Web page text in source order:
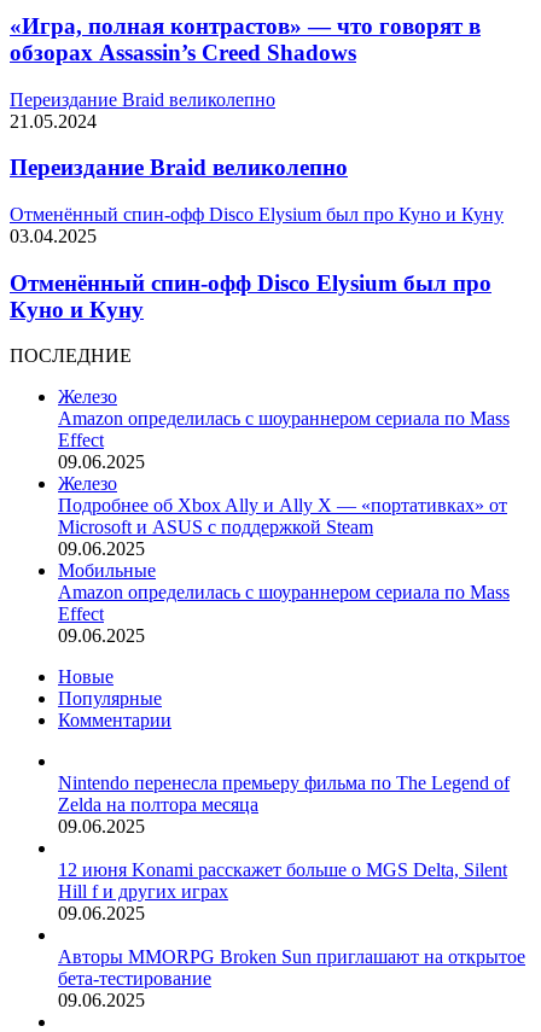
«Игра, полная контрастов» — что говорят в
обзорах Assassin’s Creed Shadows
Переиздание Braid великолепно
21.05.2024
Переиздание Braid великолепно
Отменённый спин-офф Disco Elysium был про Куно и Куну
03.04.2025
Отменённый спин-офф Disco Elysium был про
Куно и Куну
ПОСЛЕДНИЕ
Железо
Amazon определилась с шоураннером сериала по Mass
Effect
09.06.2025
Железо
Подробнее об Xbox Ally и Ally X — «портативках» от
Microsoft и ASUS с поддержкой Steam
09.06.2025
Мобильные
Amazon определилась с шоураннером сериала по Mass
Effect
09.06.2025
Новые
Популярные
Комментарии
Nintendo перенесла премьеру фильма по The Legend of
Zelda на полтора месяца
09.06.2025
12 июня Konami расскажет больше о MGS Delta, Silent
Hill f и других играх
09.06.2025
Авторы MMORPG Broken Sun приглашают на открытое
бета-тестирование
09.06.2025